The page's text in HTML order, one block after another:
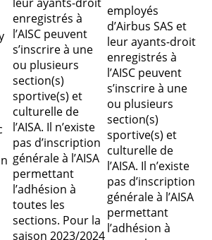
enregistrés à
l’AISC peuvent
s’inscrire à une
ou plusieurs
section(s)
sportive(s) et
culturelle de
l’AISA. Il n’existe
pas d’inscription
générale à l’AISA
permettant
l’adhésion à
toutes les
sections. Pour la
saison 2023/2024
employés
d’Airbus SAS et
leur ayants-droit
enregistrés à
l’AISC peuvent
s’inscrire à une
ou plusieurs
section(s)
sportive(s) et
culturelle de
l’AISA. Il n’existe
pas d’inscription
générale à l’AISA
permettant
l’adhésion à